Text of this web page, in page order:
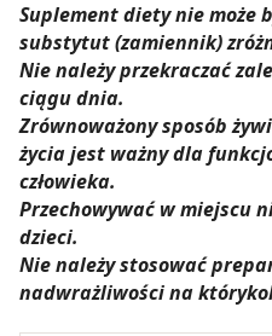
Suplement diety nie może
substytut (zamiennik)
Nie należy przekraczać
ciągu dnia.
Zrównoważony sposób
życia jest ważny dla
człowieka.
Przechowywać w miejscu
dzieci.
Nie należy stosować
nadwrażliwości na